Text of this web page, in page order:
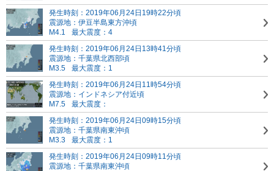
発生時刻：2019年06月24日19時22分頃
震源地：伊豆半島東方沖頃
M4.1
最大震度：4
発生時刻：2019年06月24日13時41分頃
震源地：千葉県北西部頃
M3.5
最大震度：1
発生時刻：2019年06月24日11時54分頃
震源地：インドネシア付近頃
M7.5
最大震度：
発生時刻：2019年06月24日09時15分頃
震源地：千葉県南東沖頃
M3.3
最大震度：1
発生時刻：2019年06月24日09時11分頃
震源地：千葉県南東沖頃